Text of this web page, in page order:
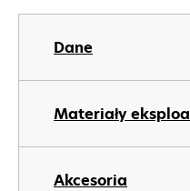
Dane
Materiały
Akcesoria